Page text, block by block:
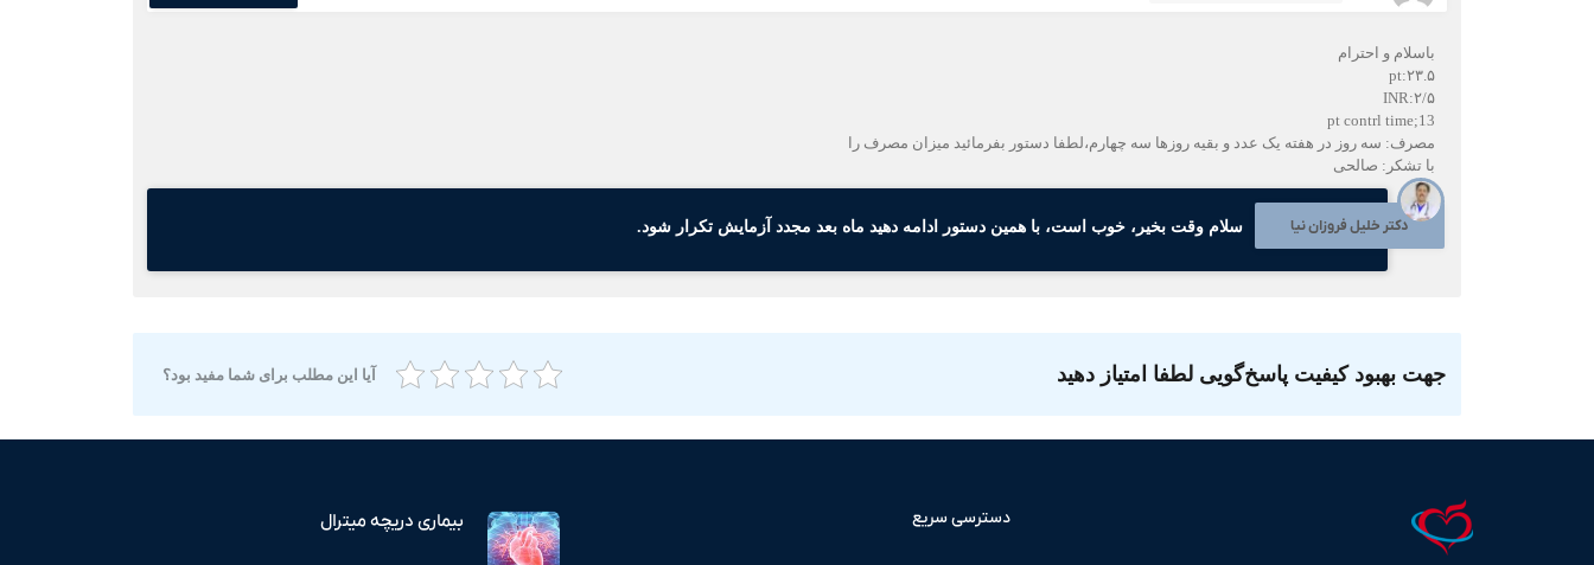
باسلام و احترام
pt:۲۳.۵
INR:۲/۵
pt contrl time;13
مصرف: سه روز در هفته یک عدد و بقیه روزها سه چهارم،لطفا دستور بفرمائید میزان مصرف را
با تشکر: صالحی
دکتر خلیل فروزان نیا سلام وقت بخیر، خوب است، با همین دستور ادامه دهید ماه بعد مجدد آزمایش تکرار شود.
جهت بهبود کیفیت پاسخ‌گویی لطفا امتیاز دهید آیا این مطلب برای شما مفید بود؟
دسترسی سریع بیماری دریچه میترال